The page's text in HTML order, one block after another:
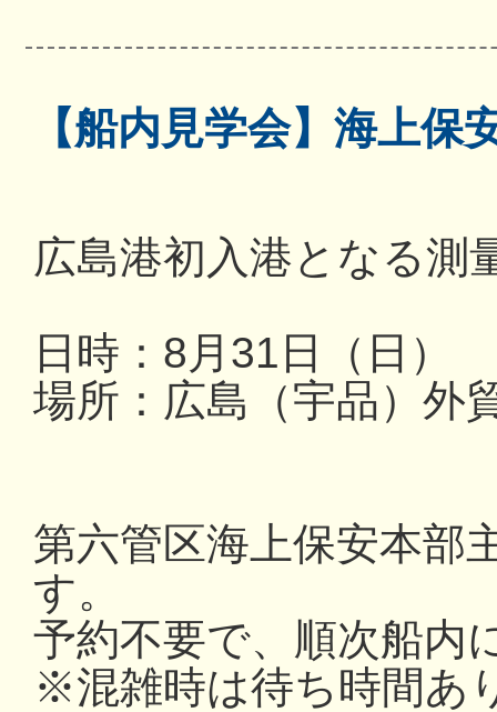
【船内見学会】海上
広島港初入港となる測
日時：8月31日（日）
場所：広島（宇品）
第六管区海上保安本部
す。
予約不要で、順次船内
※混雑時は待ち時間あ